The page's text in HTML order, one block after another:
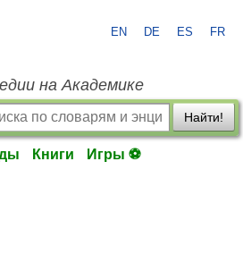
EN DE ES FR
на Академике
Найти!
Книги Игры ⚽